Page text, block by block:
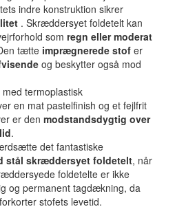
indre konstruktion sikrer
. Skræddersyet foldetelt kan
som regn eller moderat
tætte imprægnerede stof er
og beskytter også mod
termoplastisk
en mat pastelfinish og et fejlfrit
er den modstandsdygtig over
.
det fantastiske
stål skræddersyet foldetelt, når
foldetelte er ikke
og permanent tagdækning, da
stofets levetid.